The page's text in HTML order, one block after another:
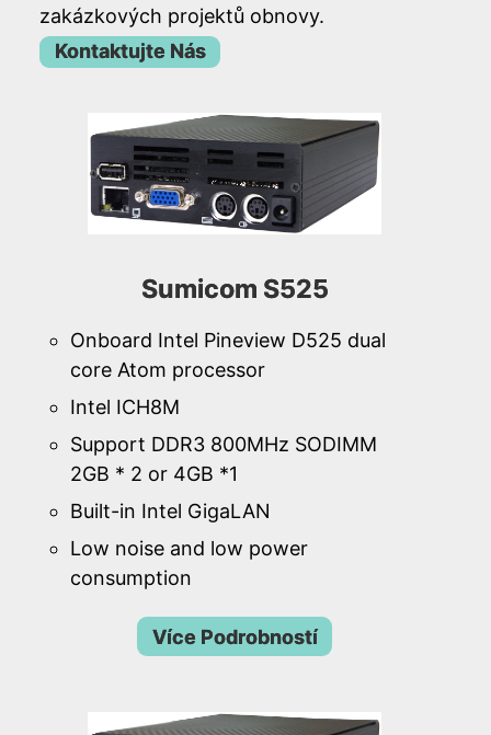
zakázkových projektů obnovy.
Kontaktujte Nás
Sumicom S525
Onboard Intel Pineview D525 dual
core Atom processor
Intel ICH8M
Support DDR3 800MHz SODIMM
2GB * 2 or 4GB *1
Built-in Intel GigaLAN
Low noise and low power
consumption
Více Podrobností